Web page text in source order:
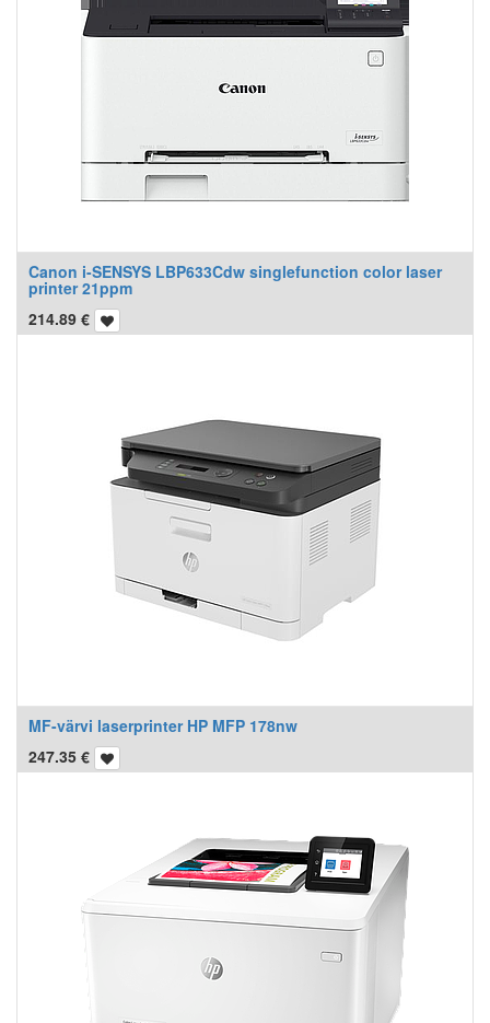
Canon i-SENSYS LBP633Cdw singlefunction color laser
printer 21ppm
214.89 €
MF-värvi laserprinter HP MFP 178nw
247.35 €